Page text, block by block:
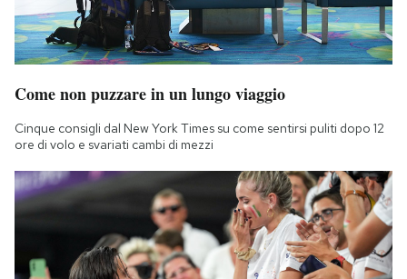
Come non puzzare in un lungo viaggio
Cinque consigli dal New York Times su come sentirsi puliti dopo 12
ore di volo e svariati cambi di mezzi